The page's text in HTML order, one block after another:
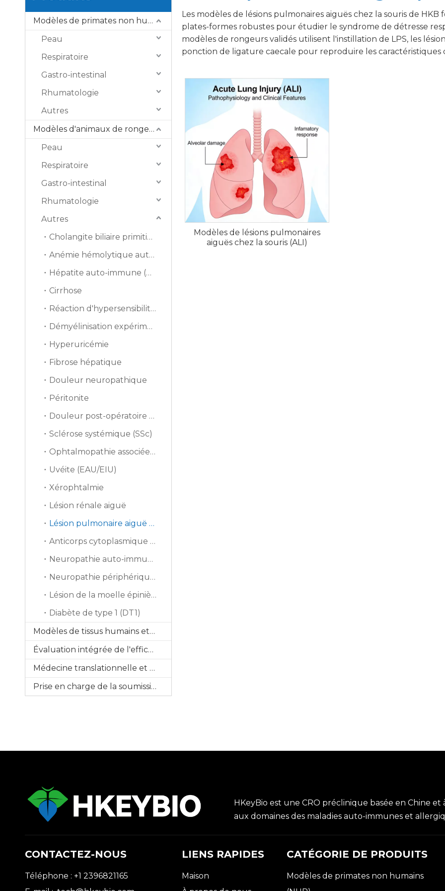
Modèles de primates non humains (NHP)
Peau
Respiratoire
Gastro-intestinal
Rhumatologie
Autres
Modèles d'animaux de rongeurs
Peau
Respiratoire
Gastro-intestinal
Rhumatologie
Autres
Cholangite biliaire primitive (CBP)
Anémie hémolytique auto-immune (AIHA)
Hépatite auto-immune (AIH)
Cirrhose
Réaction d'hypersensibilité de type retardée (DTH)
Démyélinisation expérimentale
Hyperuricémie
Fibrose hépatique
Douleur neuropathique
Péritonite
Douleur post-opératoire (PSP)
Sclérose systémique (SSc)
Ophtalmopathie associée à la thyroïde (TAO)
Uvéite (EAU/EIU)
Xérophtalmie
Lésion rénale aiguë
Lésion pulmonaire aiguë (ALI)
Anticorps cytoplasmique antineutrophile
Neuropathie auto-immune
Neuropathie périphérique induite par la chimiothérapie (CIPN)
Lésion de la moelle épinière (SCI)
Diabète de type 1 (DT1)
Modèles de tissus humains et ex vivo
Évaluation intégrée de l'efficacité
Médecine translationnelle et biomarqueurs
Prise en charge de la soumission IND
Les modèles de lésions pulmonaires aiguës chez la souris de
plates-formes robustes pour étudier le syndrome de détresse
modèles de rongeurs validés utilisent l'instillation de LPS, les
ponction de ligature caecale pour reproduire les caractéristiques
Modèles de lésions pulmonaires
aiguës chez la souris (ALI)
HKeyBio est une CRO préclinique basée en Chine
aux domaines des maladies auto-immunes et
CONTACTEZ-NOUS
Téléphone : +1 2396821165
LIENS RAPIDES
Maison
CATÉGORIE DE PRODUITS
Modèles de primates non humains